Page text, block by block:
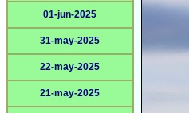
01-jun-2025
31-may-2025
22-may-2025
21-may-2025